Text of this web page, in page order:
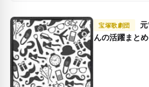
宝塚歌劇団
んの活躍まとめ